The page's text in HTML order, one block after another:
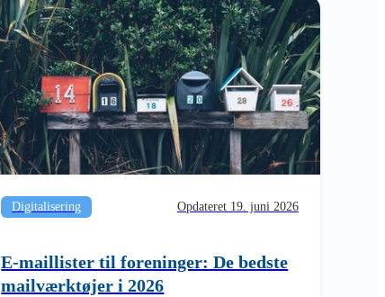
Digitalisering Opdateret 19. juni 2026
E-maillister til foreninger: De bedste
mailværktøjer i 2026